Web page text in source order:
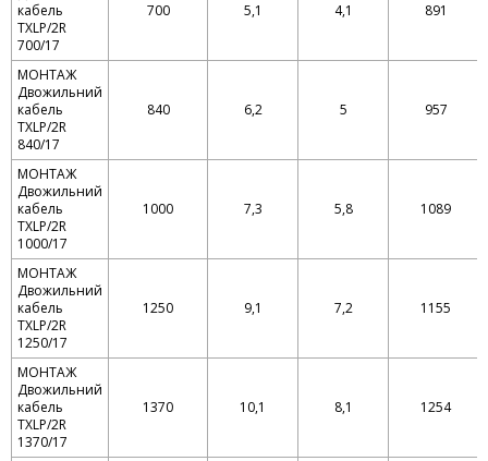
кабель
TXLP/2R
700/17
700 5,1 4,1 891
МОНТАЖ
Двожильний
кабель
TXLP/2R
840/17
840 6,2 5 957
МОНТАЖ
Двожильний
кабель
TXLP/2R
1000/17
1000 7,3 5,8 1089
МОНТАЖ
Двожильний
кабель
TXLP/2R
1250/17
1250 9,1 7,2 1155
МОНТАЖ
Двожильний
кабель
TXLP/2R
1370/17
1370 10,1 8,1 1254